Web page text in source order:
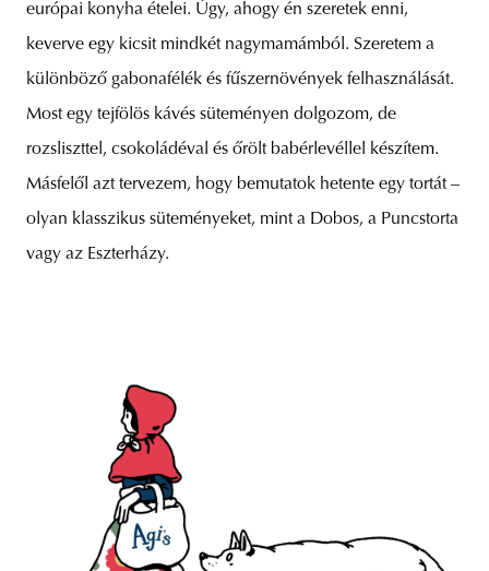
európai konyha ételei. Úgy, ahogy én szeretek enni,
keverve egy kicsit mindkét nagymamámból. Szeretem a
különböző gabonafélék és fűszernövények felhasználását.
Most egy tejfölös kávés süteményen dolgozom, de
rozsliszttel, csokoládéval és őrölt babérlevéllel készítem.
Másfelől azt tervezem, hogy bemutatok hetente egy tortát –
olyan klasszikus süteményeket, mint a Dobos, a Puncstorta
vagy az Eszterházy.